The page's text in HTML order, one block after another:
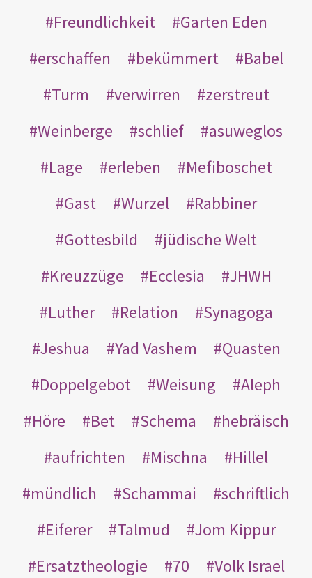
Freundlichkeit
Garten Eden
erschaffen
bekümmert
Babel
Turm
verwirren
zerstreut
Weinberge
schlief
asuweglos
Lage
erleben
Mefiboschet
Gast
Wurzel
Rabbiner
Gottesbild
jüdische Welt
Kreuzzüge
Ecclesia
JHWH
Luther
Relation
Synagoga
Jeshua
Yad Vashem
Quasten
Doppelgebot
Weisung
Aleph
Höre
Bet Schema
hebräisch
aufrichten
Mischna
Hillel
mündlich
Schammai
schriftlich
Eiferer
Talmud
Jom Kippur
Ersatztheologie
70
Volk Israel